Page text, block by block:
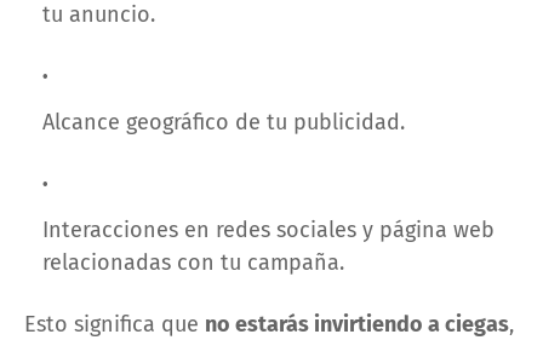
tu anuncio.
Alcance geográfico de tu publicidad.
Interacciones en redes sociales y página web
relacionadas con tu campaña.
Esto significa que no estarás invirtiendo a ciegas,